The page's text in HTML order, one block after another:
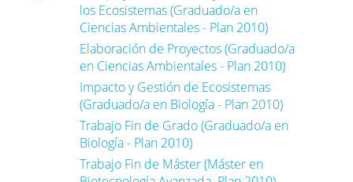
los Ecosistemas (Graduado/a en
Ciencias Ambientales - Plan 2010)
Elaboración de Proyectos (Graduado/a
en Ciencias Ambientales - Plan 2010)
Impacto y Gestión de Ecosistemas
(Graduado/a en Biología - Plan 2010)
Trabajo Fin de Grado (Graduado/a en
Biología - Plan 2010)
Trabajo Fin de Máster (Máster en